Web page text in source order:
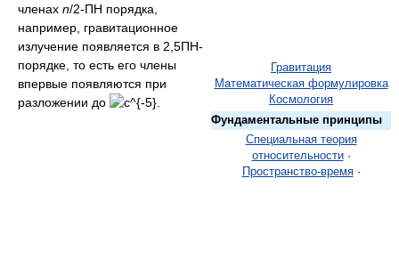
Гравитация
Математическая формулировка
Космология
Фундаментальные принципы
Специальная теория
относительности·
Пространство-время·
членах n/2-ПН порядка,
например, гравитационное
излучение появляется в 2,5ПН-
порядке, то есть его члены
впервые появляются при
разложении до